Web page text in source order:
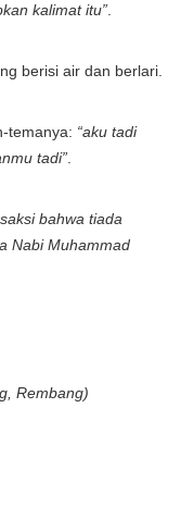
kalimat itu”
berisi air dan berlari.
temanya: “aku tadi
tadi”
bahwa tiada
Nabi Muhammad
Rembang)